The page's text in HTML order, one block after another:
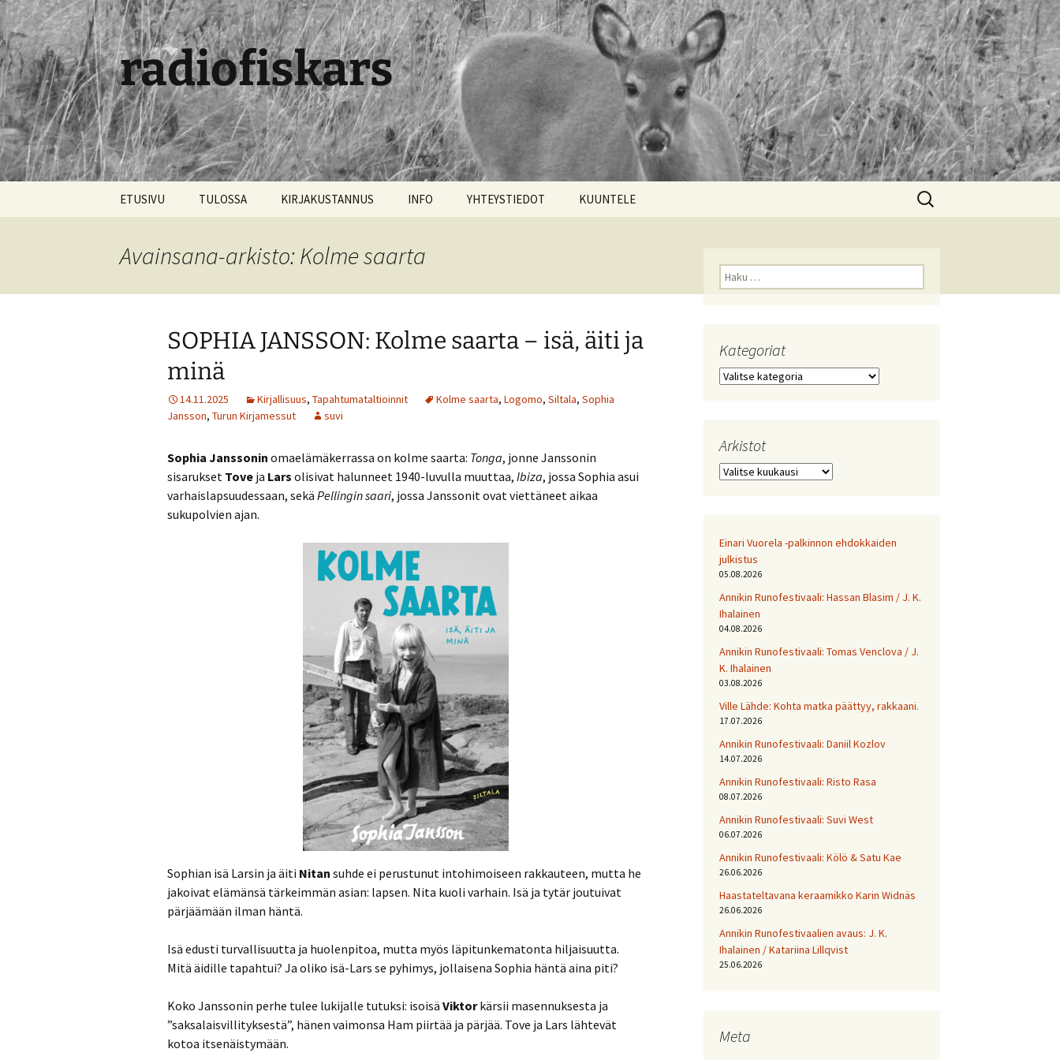
radiofiskars
ETUSIVU TULOSSA KIRJAKUSTANNUS INFO YHTEYSTIEDOT KUUNTELE
Haku:
Avainsana-arkisto: Kolme saarta
SOPHIA JANSSON: Kolme saarta – isä, äiti ja
minä
14.11.2025 Kirjallisuus, Tapahtumataltioinnit Kolme saarta, Logomo, Siltala, Sophia
Jansson, Turun Kirjamessut suvi
Sophia Janssonin omaelämäkerrassa on kolme saarta: Tonga, jonne Janssonin
sisarukset Tove ja Lars olisivat halunneet 1940-luvulla muuttaa, Ibiza, jossa Sophia asui
varhaislapsuudessaan, sekä Pellingin saari, jossa Janssonit ovat viettäneet aikaa
sukupolvien ajan.
Sophian isä Larsin ja äiti Nitan suhde ei perustunut intohimoiseen rakkauteen, mutta he
jakoivat elämänsä tärkeimmän asian: lapsen. Nita kuoli varhain. Isä ja tytär joutuivat
pärjäämään ilman häntä.
Isä edusti turvallisuutta ja huolenpitoa, mutta myös läpitunkematonta hiljaisuutta.
Mitä äidille tapahtui? Ja oliko isä-Lars se pyhimys, jollaisena Sophia häntä aina piti?
Koko Janssonin perhe tulee lukijalle tutuksi: isoisä Viktorkärsii masennuksesta ja
”saksalaisvillityksestä”, hänen vaimonsa Ham piirtää ja pärjää. Tove ja Lars lähtevät
kotoa itsenäistymään.
Haku:
Kategoriat
Kategoriat
Arkistot
Arkistot
Einari Vuorela -palkinnon ehdokkaiden
julkistus
05.08.2026
Annikin Runofestivaali: Has­san Bla­sim / J. K.
Ihalainen
04.08.2026
Annikin Runofestivaali: Tomas Venclova / J.
K. Ihalainen
03.08.2026
Ville Lähde: Kohta matka päättyy, rakkaani.
17.07.2026
Annikin Runofestivaali: Daniil Kozlov
14.07.2026
Annikin Runofestivaali: Risto Rasa
08.07.2026
Annikin Runofestivaali: Suvi West
06.07.2026
Annikin Runofestivaali: Kölö & Satu Kae
26.06.2026
Haastateltavana keraamikko Karin Widnäs
26.06.2026
Annikin Runofestivaalien avaus: J. K.
Ihalainen / Katariina Lillqvist
25.06.2026
Meta